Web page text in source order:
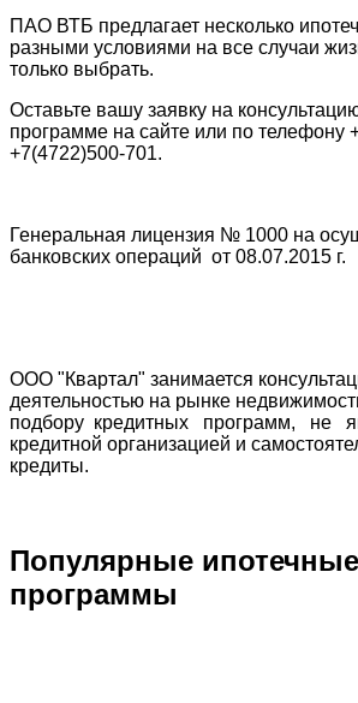
ПАО ВТБ предлагает несколько
разными условиями на все случаи
только выбрать.
Оставьте вашу заявку на
программе на сайте или по телефону
+7(4722)500-701.
Генеральная лицензия № 1000 на
банковских операций от 08.07.2015 г.
ООО "Квартал" занимается
деятельностью на рынке
подбору кредитных программ, не
кредитной организацией и
кредиты.
Популярные ипотечные
программы